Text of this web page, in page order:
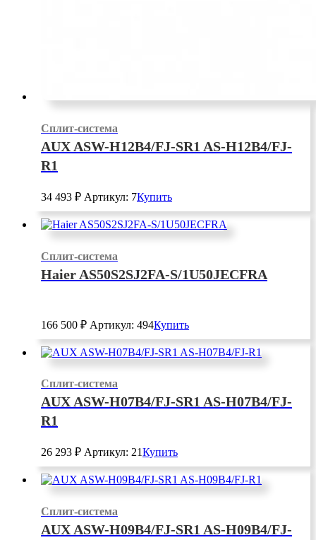
Сплит-система
AUX ASW-H12B4/FJ-SR1 AS-H12B4/FJ-
R1
34 493 ₽ Артикул: 7Купить
Сплит-система
Haier AS50S2SJ2FA-S/1U50JECFRA
166 500 ₽ Артикул: 494Купить
Сплит-система
AUX ASW-H07B4/FJ-SR1 AS-H07B4/FJ-
R1
26 293 ₽ Артикул: 21Купить
Сплит-система
AUX ASW-H09B4/FJ-SR1 AS-H09B4/FJ-